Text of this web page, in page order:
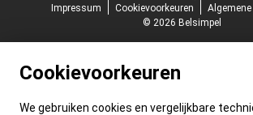
Impressum
Cookievoorkeuren
© 2026 Belsimpel
Cookievoorkeuren
We gebruiken cookies en vergelijkbare